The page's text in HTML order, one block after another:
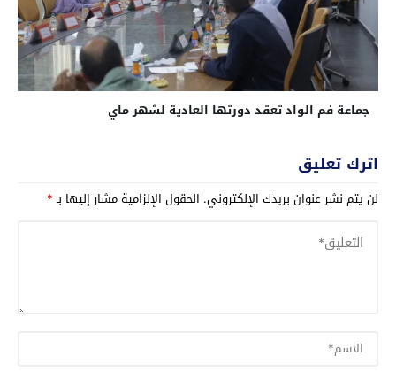
جماعة فم الواد تعقد دورتها العادية لشهر ماي
اترك تعليق
لن يتم نشر عنوان بريدك الإلكتروني. الحقول الإلزامية مشار إليها بـ*